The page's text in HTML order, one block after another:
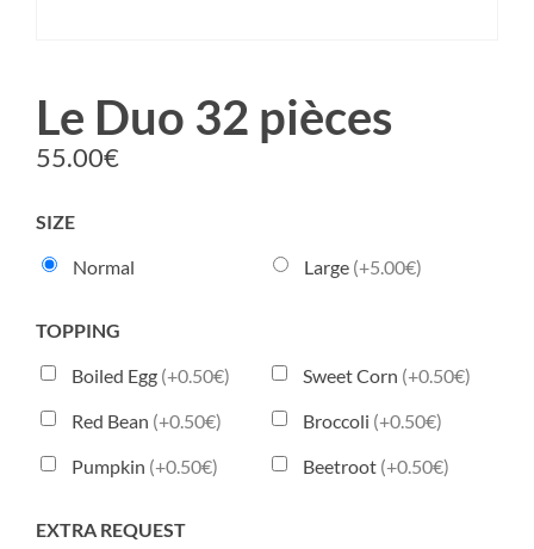
Le Duo 32 pièces
55.00€
SIZE
Normal
Large (+5.00€)
TOPPING
Boiled Egg (+0.50€) Sweet Corn (+0.50€)
Red Bean (+0.50€) Broccoli (+0.50€)
Pumpkin (+0.50€) Beetroot (+0.50€)
EXTRA REQUEST